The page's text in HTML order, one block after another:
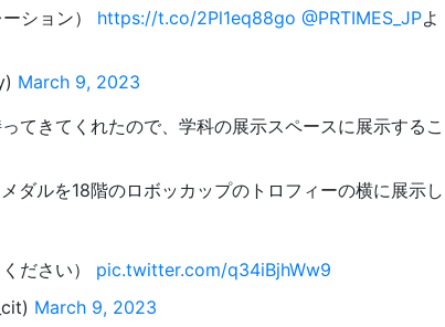
ション） https://t.co/2Pl1eq88go @PRTIMES_JPよ
March 9, 2023
てきてくれたので、学科の展示スペースに展示するこ
ダルを18階のロボッカップのトロフィーの横に展示し
ださい） pic.twitter.com/q34iBjhWw9
March 9, 2023